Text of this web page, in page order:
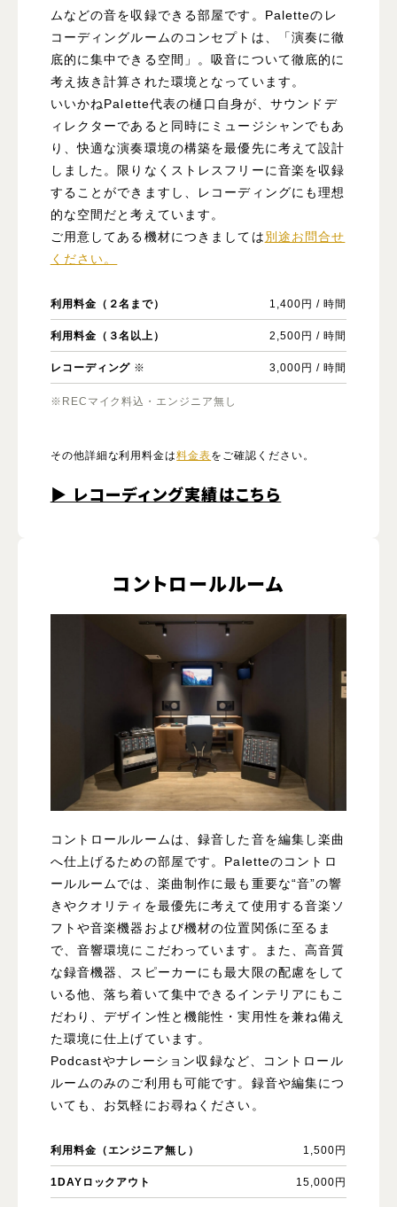
ムなどの音を収録できる部屋です。Paletteのレ
コーディングルームのコンセプトは、「演奏に徹
底的に集中できる空間」。吸音について徹底的に
考え抜き計算された環境となっています。
いいかねPalette代表の樋口自身が、サウンドデ
ィレクターであると同時にミュージシャンでもあ
り、快適な演奏環境の構築を最優先に考えて設計
しました。限りなくストレスフリーに音楽を収録
することができますし、レコーディングにも理想
的な空間だと考えています。
ご用意してある機材につきましては別途お問合せ
ください。
利用料金（２名まで） 1,400円 / 時間
利用料金（３名以上） 2,500円 / 時間
レコーディング ※ 3,000円 / 時間
※RECマイク料込・エンジニア無し
その他詳細な利用料金は料金表をご確認ください。
▶︎ レコーディング実績はこちら
コントロールルーム
コントロールルームは、録音した音を編集し楽曲
へ仕上げるための部屋です。Paletteのコントロ
ールルームでは、楽曲制作に最も重要な“音”の響
きやクオリティを最優先に考えて使用する音楽ソ
フトや音楽機器および機材の位置関係に至るま
で、音響環境にこだわっています。また、高音質
な録音機器、スピーカーにも最大限の配慮をして
いる他、落ち着いて集中できるインテリアにもこ
だわり、デザイン性と機能性・実用性を兼ね備え
た環境に仕上げています。
Podcastやナレーション収録など、コントロール
ルームのみのご利用も可能です。録音や編集につ
いても、お気軽にお尋ねください。
利用料金（エンジニア無し） 1,500円
1DAYロックアウト 15,000円